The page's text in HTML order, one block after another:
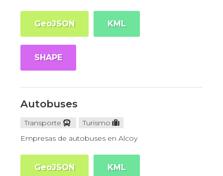
GeoJSON KML
SHAPE
Autobuses
Transporte
Turismo
Empresas de autobuses en Alcoy
GeoJSON KML